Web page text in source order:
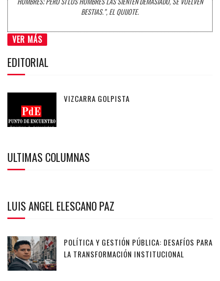
BESTIAS.”, EL QUIJOTE.
VER MÁS
EDITORIAL
VIZCARRA GOLPISTA
ULTIMAS COLUMNAS
LUIS ANGEL ELESCANO PAZ
POLÍTICA Y GESTIÓN PÚBLICA: DESAFÍOS PARA
LA TRANSFORMACIÓN INSTITUCIONAL